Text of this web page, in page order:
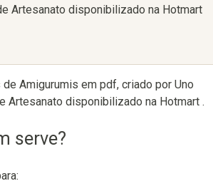
Artesanato disponibilizado na Hotmart
Amigurumis em pdf, criado por Uno
Artesanato disponibilizado na Hotmart .
serve?